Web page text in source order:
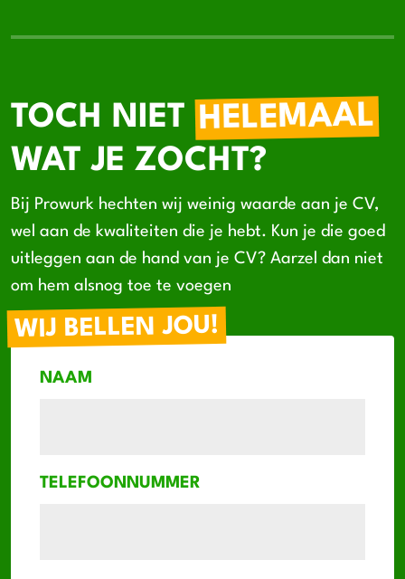
TOCH NIETHELEMAAL
WAT JE ZOCHT?
Bij Prowurk hechten wij weinig waarde aan je CV,
wel aan de kwaliteiten die je hebt. Kun je die goed
uitleggen aan de hand van je CV? Aarzel dan niet
om hem alsnog toe te voegen
WIJ BELLEN JOU!
NAAM
TELEFOONNUMMER